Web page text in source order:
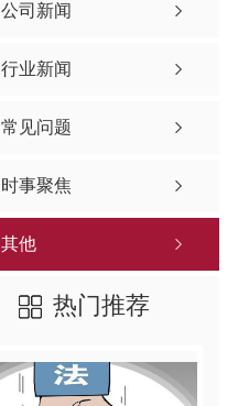
公司新闻
行业新闻
常见问题
时事聚焦
其他
热门推荐